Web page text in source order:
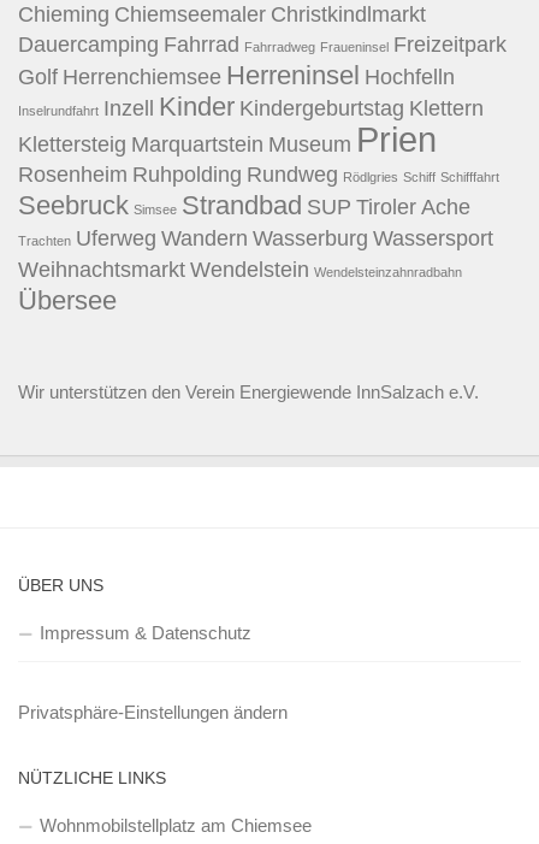
Chieming Chiemseemaler Christkindlmarkt
Dauercamping Fahrrad Fahrradweg Fraueninsel Freizeitpark
Golf Herrenchiemsee Herreninsel Hochfelln
Inselrundfahrt Inzell Kinder Kindergeburtstag Klettern
Klettersteig Marquartstein Museum Prien
Rosenheim Ruhpolding Rundweg Rödlgries Schiff Schifffahrt
Seebruck Simsee Strandbad SUP Tiroler Ache
Trachten Uferweg Wandern Wasserburg Wassersport
Weihnachtsmarkt Wendelstein Wendelsteinzahnradbahn
Übersee
Wir unterstützen den Verein Energiewende InnSalzach e.V.
ÜBER UNS
Impressum & Datenschutz
Privatsphäre-Einstellungen ändern
NÜTZLICHE LINKS
Wohnmobilstellplatz am Chiemsee